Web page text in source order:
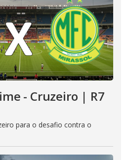
- Cruzeiro | R7
para o desafio contra o